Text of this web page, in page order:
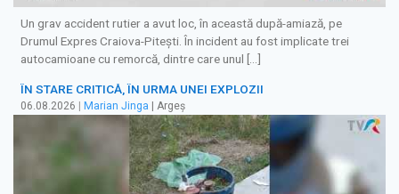
Un grav accident rutier a avut loc, în această după-amiază, pe
Drumul Expres Craiova-Pitești. În incident au fost implicate trei
autocamioane cu remorcă, dintre care unul […]
ÎN STARE CRITICĂ, ÎN URMA UNEI EXPLOZII
06.08.2026 Marian Jinga | Argeș